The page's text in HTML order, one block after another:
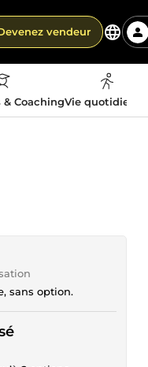
vendeur
CoachingVie
sans option.